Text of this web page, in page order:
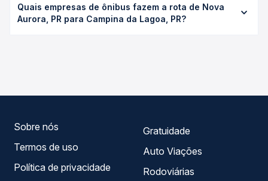
duração exata de cada opção na data desejada.
Campina da Lagoa, PR custa em média R$ 30,10 e varia
conforme a data da viagem, a empresa, o tipo de poltrona
Quais empresas de ônibus fazem a rota de Nova
Aurora, PR para Campina da Lagoa, PR?
Sobre nós
Termos de uso
Política de privacidade
Gratuidade
Auto Viações
Rodoviárias